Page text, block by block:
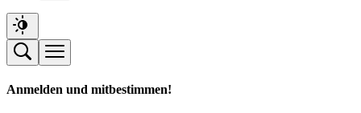
Anmelden und mitbestimmen!